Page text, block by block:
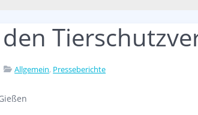
Allgemein, Presseberichte